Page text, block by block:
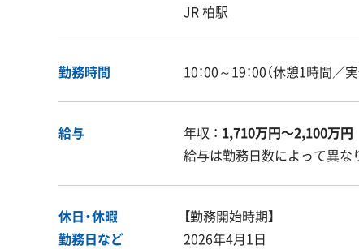
JR 柏駅
勤務時間 10：00～19：00（休憩1時間／
給与 年収 ： 1,710万円〜2,100万円
給与は勤務日数によって異な
休日・休暇
勤務日など
【勤務開始時期】
2026年4月1日